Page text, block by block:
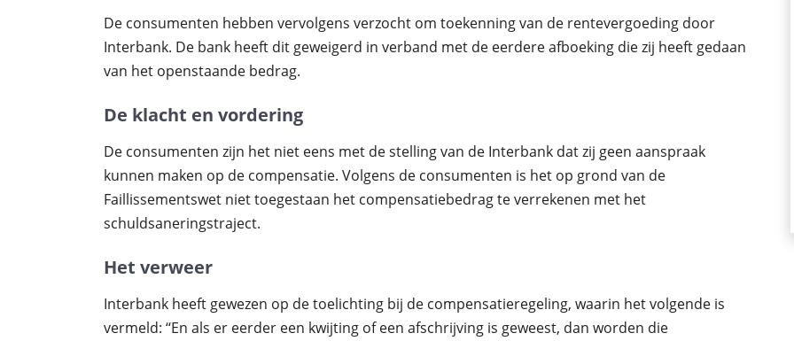
De consumenten hebben vervolgens verzocht om toekenning van de rentevergoeding door
Interbank. De bank heeft dit geweigerd in verband met de eerdere afboeking die zij heeft gedaan
van het openstaande bedrag.
De klacht en vordering
De consumenten zijn het niet eens met de stelling van de Interbank dat zij geen aanspraak
kunnen maken op de compensatie. Volgens de consumenten is het op grond van de
Faillissementswet niet toegestaan het compensatiebedrag te verrekenen met het
schuldsaneringstraject.
Het verweer
Interbank heeft gewezen op de toelichting bij de compensatieregeling, waarin het volgende is
vermeld: ‘‘En als er eerder een kwijting of een afschrijving is geweest, dan worden die